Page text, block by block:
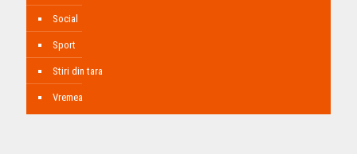
Social
Sport
Stiri din tara
Vremea